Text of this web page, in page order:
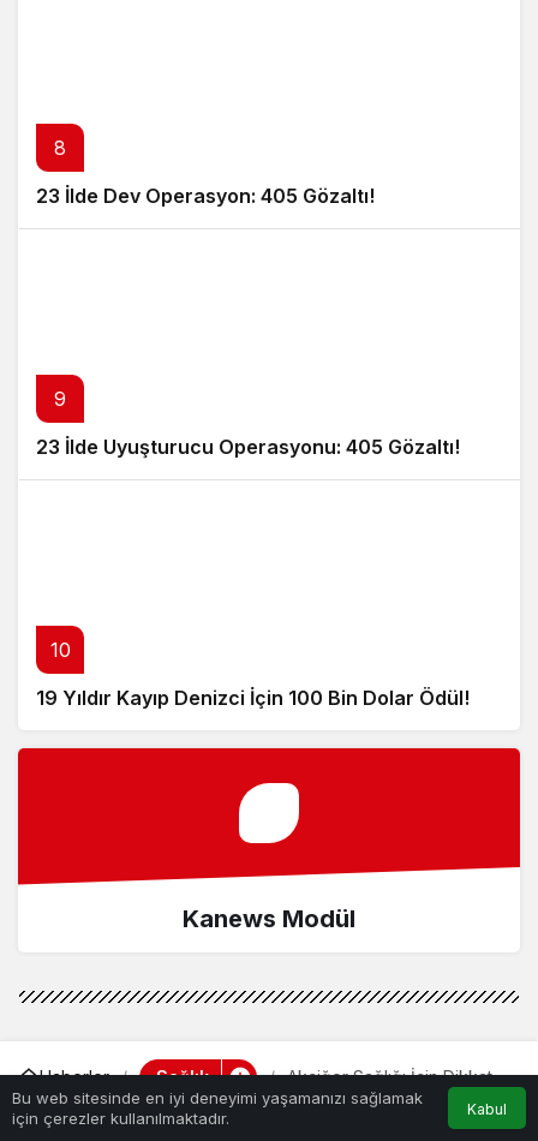
8
23 İlde Dev Operasyon: 405 Gözaltı!
9
23 İlde Uyuşturucu Operasyonu: 405 Gözaltı!
10
19 Yıldır Kayıp Denizci İçin 100 Bin Dolar Ödül!
Kanews Modül
Haberler Sağlık
Akciğer Sağlığı İçin Dikkat
Edilmesi Gerekenler
Akciğer Sağlığı İçin Dikkat Edilmesi
Bu web sitesinde en iyi deneyimi yaşamanızı sağlamak
için çerezler kullanılmaktadır.
Kabul